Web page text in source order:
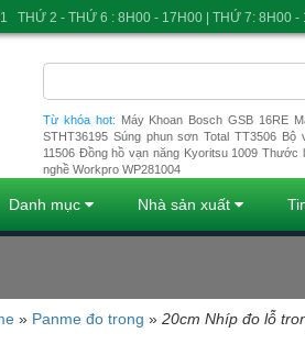
Từ khóa hot: Máy Khoan Bosch GSB 16RE
STHT36195 Súng phun sơn Total TT3506 Bộ
11506 Đồng hồ vạn năng Kyoritsu 1009 Thước
nghề Workpro WP281004
Danh mục Nhà sản xuất
» Panme đo trong » 20cm Nhíp đo lỗ
THỨ 2 - THỨ 6 : 8H00 - 17H00 | THỨ 7: 8H00 -